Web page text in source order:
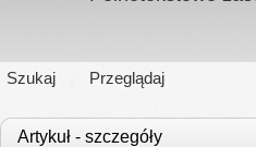
Szukaj Przeglądaj
Artykuł - szczegóły